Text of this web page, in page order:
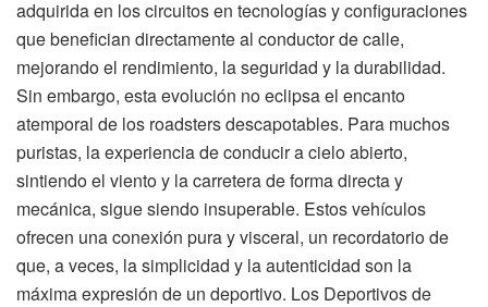
adquirida en los circuitos en tecnologías y configuraciones
que benefician directamente al conductor de calle,
mejorando el rendimiento, la seguridad y la durabilidad.
Sin embargo, esta evolución no eclipsa el encanto
atemporal de los roadsters descapotables. Para muchos
puristas, la experiencia de conducir a cielo abierto,
sintiendo el viento y la carretera de forma directa y
mecánica, sigue siendo insuperable. Estos vehículos
ofrecen una conexión pura y visceral, un recordatorio de
que, a veces, la simplicidad y la autenticidad son la
máxima expresión de un deportivo. Los Deportivos de